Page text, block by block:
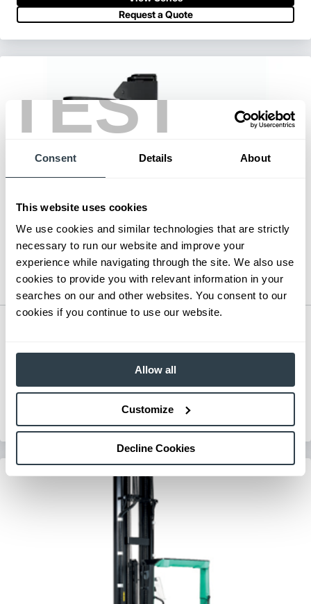
TEST
Consent Details About
This website uses cookies
We use cookies and similar technologies that are strictly
necessary to run our website and improve your
experience while navigating through the site. We also use
cookies to provide you with relevant information in your
searches on our and other websites. You consent to our
cookies if you continue to use our website.
Allow all
Customize
Decline Cookies
Request a Quote
3000 - 4500 lb
Request a Quote